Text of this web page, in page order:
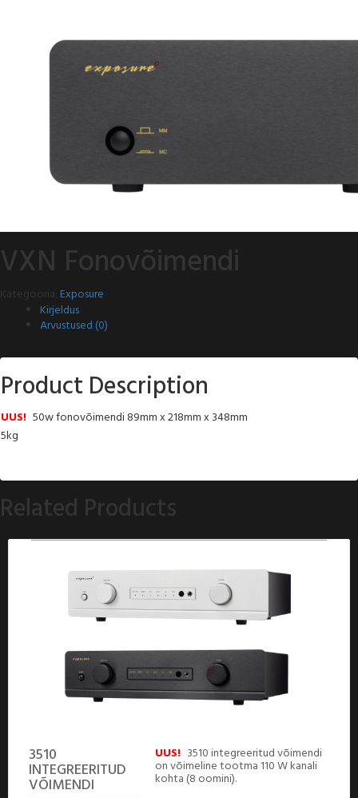
VXN Fonovõimendi
Kategooria: Exposure
Kirjeldus
Arvustused (0)
Product Description
UUS! 50w fonovõimendi 89mm x 218mm x 348mm
5kg
Related Products
3510
INTEGREERITUD
VÕIMENDI
UUS! 3510 integreeritud võimendi
on võimeline tootma 110 W kanali
kohta (8 oomini).